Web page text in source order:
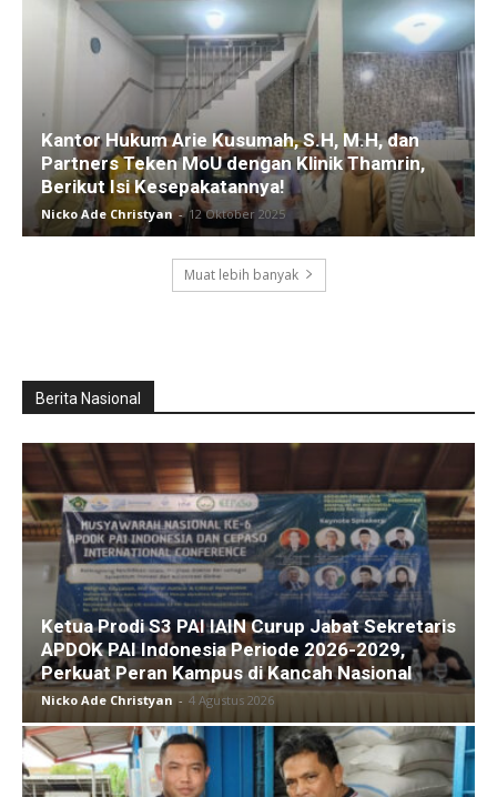
Kantor Hukum Arie Kusumah, S.H, M.H, dan
Partners Teken MoU dengan Klinik Thamrin,
Berikut Isi Kesepakatannya!
Nicko Ade Christyan - 12 Oktober 2025
Muat lebih banyak
Berita Nasional
Ketua Prodi S3 PAI IAIN Curup Jabat Sekretaris
APDOK PAI Indonesia Periode 2026-2029,
Perkuat Peran Kampus di Kancah Nasional
Nicko Ade Christyan - 4 Agustus 2026